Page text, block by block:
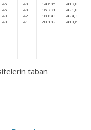
45
45
40
40
48
48
42
41
14.685
16.791
18.843
20.182
419,00395
421,04299
424,38812
410,67325
taban